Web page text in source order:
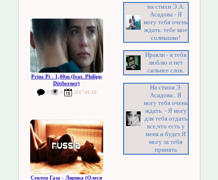
Prinz Pi - 1,40m (feat. Philipp
Dittberner)
0 0 2017-01-18
Сектор Газа - Лирика (Олеся
на стихи Э.А.
Асадова - Я
могу тебя очень
ждать. тебе мое
солнышко!
Иракли - я тебя
люблю и нет
сильнее слов.
На стихи Э.
Асадова.. Я
могу тебя очень
ждать. - Я могу
для тебя отдать
все,что есть у
меня и будет.Я
могу за тебя
принять